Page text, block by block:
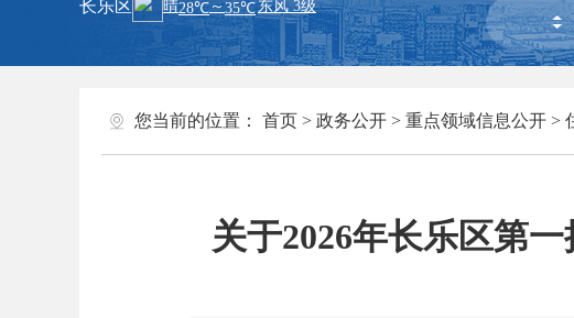
长乐区
您当前的位置： 首页 > 政务公开 > 重点领域信息公开 >
关于2026年长乐区第